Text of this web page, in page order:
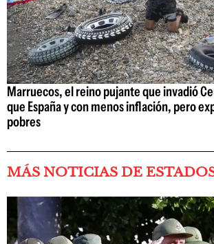
Marruecos, el reino pujante que invadió
que España y con menos inflación, pero
pobres
MÁS NOTICIAS DE